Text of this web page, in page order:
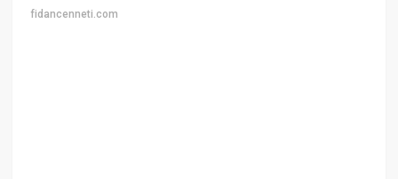
fidancenneti.com